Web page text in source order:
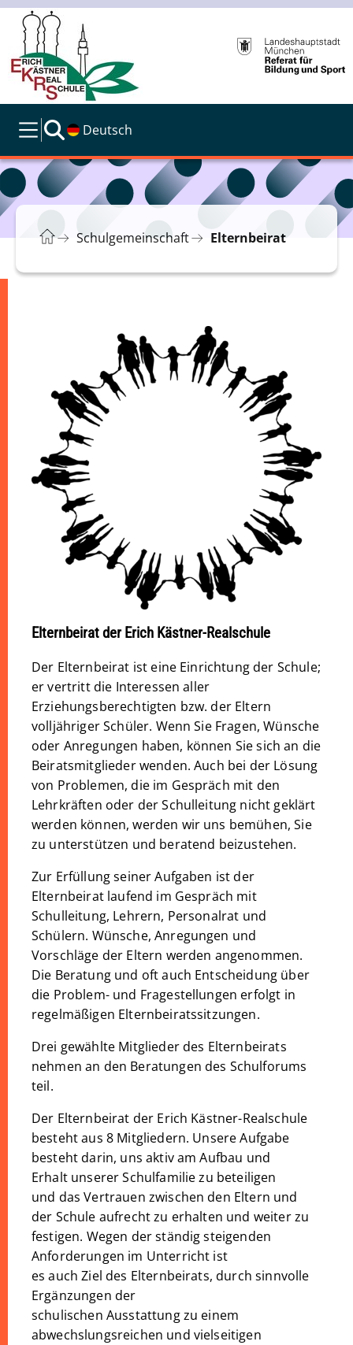
Deutsch
Schulgemeinschaft Elternbeirat
Elternbeirat der Erich Kästner-Realschule
Der Elternbeirat ist eine Einrichtung der Schule;
er vertritt die Interessen aller
Erziehungsberechtigten bzw. der Eltern
volljähriger Schüler. Wenn Sie Fragen, Wünsche
oder Anregungen haben, können Sie sich an die
Beiratsmitglieder wenden. Auch bei der Lösung
von Problemen, die im Gespräch mit den
Lehrkräften oder der Schulleitung nicht geklärt
werden können, werden wir uns bemühen, Sie
zu unterstützen und beratend beizustehen.
Zur Erfüllung seiner Aufgaben ist der
Elternbeirat laufend im Gespräch mit
Schulleitung, Lehrern, Personalrat und
Schülern. Wünsche, Anregungen und
Vorschläge der Eltern werden angenommen.
Die Beratung und oft auch Entscheidung über
die Problem- und Fragestellungen erfolgt in
regelmäßigen Elternbeiratssitzungen.
Drei gewählte Mitglieder des Elternbeirats
nehmen an den Beratungen des Schulforums
teil.
Der Elternbeirat der Erich Kästner-Realschule
besteht aus 8 Mitgliedern. Unsere Aufgabe
besteht darin, uns aktiv am Aufbau und
Erhalt unserer Schulfamilie zu beteiligen
und das Vertrauen zwischen den Eltern und
der Schule aufrecht zu erhalten und weiter zu
festigen. Wegen der ständig steigenden
Anforderungen im Unterricht ist
es auch Ziel des Elternbeirats, durch sinnvolle
Ergänzungen der
schulischen Ausstattung zu einem
abwechslungsreichen und vielseitigen